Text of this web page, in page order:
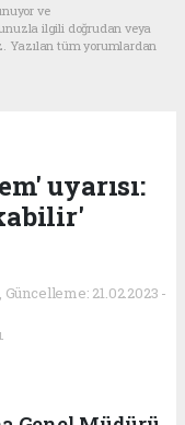
ve
ilgili doğrudan veya
Yazılan tüm yorumlardan
uyarısı:
21.02.2023 -